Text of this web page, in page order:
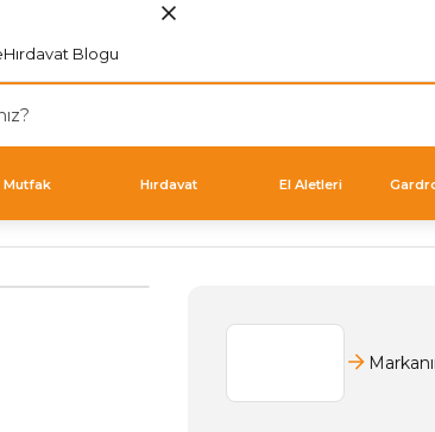
Hırdavat Blogu
Mutfak Hırdavat El Aletleri